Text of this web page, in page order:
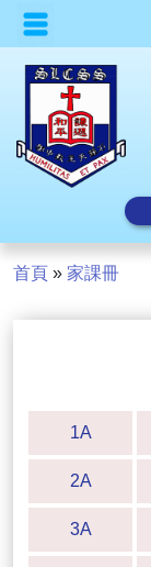
首頁 » 家課冊
1A
2A
3A